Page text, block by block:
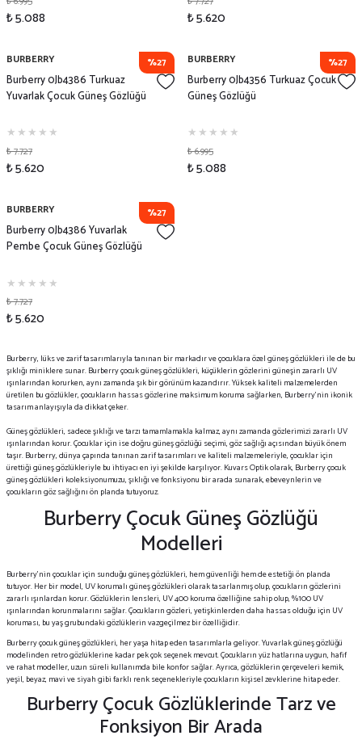
₺ 5.088 ₺ 5.620
%27
BURBERRY
Burberry 0Jb4386 Turkuaz
Yuvarlak Çocuk Güneş Gözlüğü
₺ 7.727
₺ 5.620
%27
BURBERRY
Burberry 0Jb4356 Turkuaz Çocuk
Güneş Gözlüğü
₺ 6.995
₺ 5.088
%27
BURBERRY
Burberry 0Jb4386 Yuvarlak
Pembe Çocuk Güneş Gözlüğü
₺ 7.727
₺ 5.620
Burberry, lüks ve zarif tasarımlarıyla tanınan bir markadır ve çocuklara özel güneş gözlükleri ile de bu
şıklığı miniklere sunar. Burberryçocuk güneş gözlükleri, küçüklerin gözlerini güneşin zararlı UV
ışınlarından korurken, aynı zamanda şık bir görünüm kazandırır. Yüksek kaliteli malzemelerden
üretilen bu gözlükler, çocukların hassas gözlerine maksimum koruma sağlarken, Burberry’nin ikonik
tasarım anlayışıyla da dikkat çeker.
Güneş gözlükleri, sadece şıklığı ve tarzı tamamlamakla kalmaz, aynı zamanda gözlerimizi zararlı UV
ışınlarından korur. Çocuklar için ise doğru güneş gözlüğü seçimi, göz sağlığı açısından büyük önem
taşır. Burberry, dünya çapında tanınan zarif tasarımları ve kaliteli malzemeleriyle, çocuklar için
ürettiği güneş gözlükleriyle bu ihtiyacı en iyi şekilde karşılıyor. Kuvars Optik olarak, Burberry çocuk
güneş gözlükleri koleksiyonumuzu, şıklığı ve fonksiyonu bir arada sunarak, ebeveynlerin ve
çocukların göz sağlığını ön planda tutuyoruz.
Burberry Çocuk Güneş Gözlüğü
Modelleri
Burberry'nin çocuklar için sunduğu güneş gözlükleri, hem güvenliği hem de estetiği ön planda
tutuyor. Her bir model, UV korumalı güneş gözlükleri olarak tasarlanmış olup, çocukların gözlerini
zararlı ışınlardan korur. Gözlüklerin lensleri, UV 400 koruma özelliğine sahip olup, %100 UV
ışınlarından korunmalarını sağlar. Çocukların gözleri, yetişkinlerden daha hassas olduğu için UV
koruması, bu yaş grubundaki gözlüklerin vazgeçilmez bir özelliğidir.
Burberry çocuk güneş gözlükleri, her yaşa hitap eden tasarımlarla geliyor. Yuvarlak güneş gözlüğü
modelinden retro gözlüklerine kadar pek çok seçenek mevcut. Çocukların yüz hatlarına uygun, hafif
ve rahat modeller, uzun süreli kullanımda bile konfor sağlar. Ayrıca, gözlüklerin çerçeveleri kemik,
yeşil, beyaz, mavi ve siyah gibi farklı renk seçenekleriyle çocukların kişisel zevklerine hitap eder.
Burberry Çocuk Gözlüklerinde Tarz ve
Fonksiyon Bir Arada